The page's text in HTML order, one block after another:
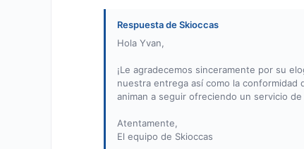
Respuesta de Skioccas
Hola Yvan,
¡Le agradecemos sinceramente por su
nuestra entrega así como la
animan a seguir ofreciendo un servicio
Atentamente,
El equipo de Skioccas